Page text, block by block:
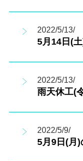
2022/5/13/
5月14日(
2022/5/13/
雨天休工(
2022/5/9/
5月9日(月)